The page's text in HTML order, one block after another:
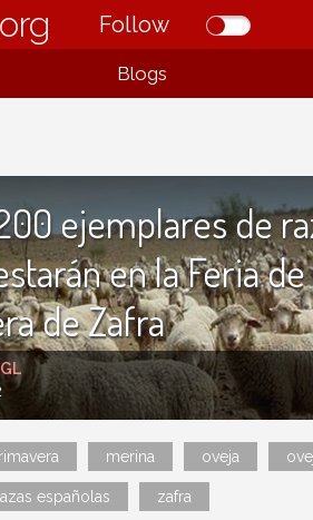
Follow
Blogs
ejemplares de
en la Feria de
de Zafra
merina oveja
españolas zafra